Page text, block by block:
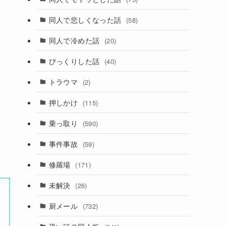
同人で悲しくなった話 (58)
同人で冷めた話 (20)
びっくりした話 (40)
トラウマ (2)
押しかけ (115)
乗っ取り (590)
事件事故 (59)
修羅場 (171)
未解決 (26)
厨メール (732)